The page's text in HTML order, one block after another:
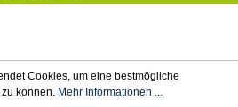
Cookies, um eine bestmögliche
können. Mehr Informationen ...